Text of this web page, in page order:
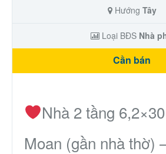
Ecocity Premia
Thành Phố Cà Phê
Hướng Tây
Loại BĐS Nhà
Cần bán
Nhà 2 tầng
Moan (gần nhà thờ)